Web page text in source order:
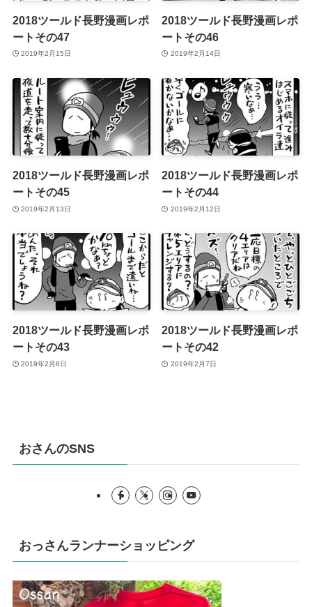
2018ツールド長野漫画レポ
ートその47
2019年2月15日
2018ツールド長野漫画レポ
ートその46
2019年2月14日
2018ツールド長野漫画レポ
ートその45
2019年2月13日
2018ツールド長野漫画レポ
ートその44
2019年2月12日
2018ツールド長野漫画レポ
ートその43
2019年2月8日
2018ツールド長野漫画レポ
ートその42
2019年2月7日
おさんのSNS
おっさんランナーショッピング